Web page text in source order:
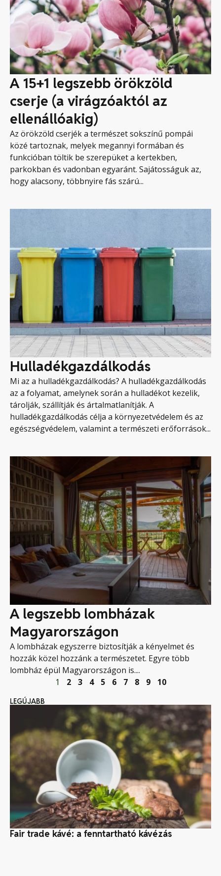
A 15+1 legszebb örökzöld
cserje (a virágzóaktól az
ellenállóakig)
Az örökzöld cserjék a természet sokszínű pompái
közé tartoznak, melyek megannyi formában és
funkcióban töltik be szerepüket a kertekben,
parkokban és vadonban egyaránt. Sajátosságuk az,
hogy alacsony, többnyire fás szárú...
Hulladékgazdálkodás
Mi az a hulladékgazdálkodás? A hulladékgazdálkodás
az a folyamat, amelynek során a hulladékot kezelik,
tárolják, szállítják és ártalmatlanítják. A
hulladékgazdálkodás célja a környezetvédelem és az
egészségvédelem, valamint a természeti erőforrások...
A legszebb lombházak
Magyarországon
A lombházak egyszerre biztosítják a kényelmet és
hozzák közel hozzánk a természetet. Egyre több
lombház épül Magyarországon is....
1
2 3 4 5 6 7 8 9 10
LEGÚJABB
Fair trade kávé: a fenntartható kávézás